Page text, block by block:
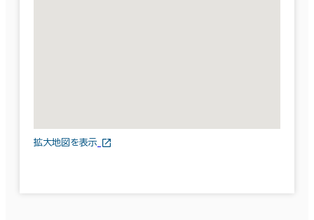
拡大地図を表示